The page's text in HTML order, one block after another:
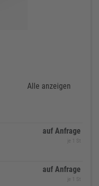
Alle anzeigen
auf Anfrage
je 1 St
auf Anfrage
je 1 St